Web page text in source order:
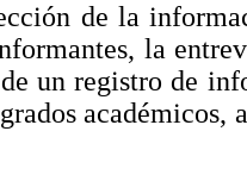
de la
la
un registro de
académicos,